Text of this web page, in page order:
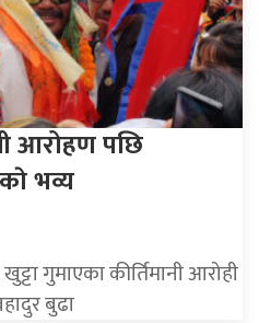
आरोहण पछि
भव्य
गुमाएका कीर्तिमानी आरोही
बुढा